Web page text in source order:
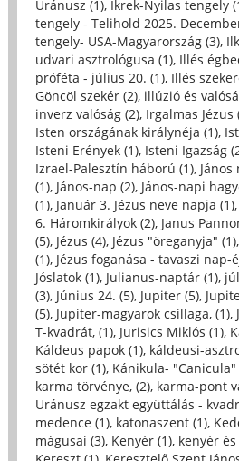
Uránusz (1), Ikrek-Nyilas tengely
tengely - Telihold 2025.
tengely- USA-Magyarország (3),
udvari asztrológusa (1), Illés
próféta - július 20. (1), Illés
Göncöl szekér (2), illúzió és
inverz valóság (2), Irgalmas Jézus
Isten országának királynéja (1),
Isteni Erények (1), Isteni Igazság
Izrael-Palesztín háború (1),
(1), János-nap (2), János-napi
(1), Január 3. Jézus neve napja (1),
6. Háromkirályok (2), Janus
(5), Jézus (4), Jézus "öreganyja" (1),
(1), Jézus foganása - tavaszi nap-
Jóslatok (1), Julianus-naptár (1),
(3), Június 24. (5), Jupiter (5),
(5), Jupiter-magyarok csillaga, (1),
T-kvadrát, (1), Jurisics Miklós (1),
Káldeus papok (1), káldeusi-
sötét kor (1), Kánikula- "Canicula"
karma törvénye, (2), karma-pont
Uránusz egzakt együttálás -
medence (1), katonaszent (1),
mágusai (3), Kenyér (1), kenyér